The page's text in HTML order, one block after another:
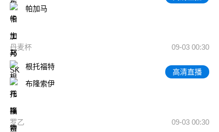
帕加马
丹麦杯 09-03 00:30
根托福特
布隆索伊
高清直播
罗乙 09-03 00:30